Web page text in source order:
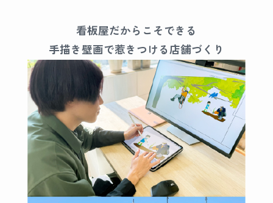
看板屋だからこそできる
手描き壁画で惹きつける店舗づくり